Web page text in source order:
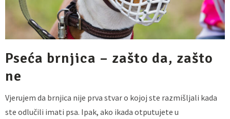
Pseća brnjica – zašto da, zašto
ne
Vjerujem da brnjica nije prva stvar o kojoj ste razmišljali kada
ste odlučili imati psa. Ipak, ako ikada otputujete u